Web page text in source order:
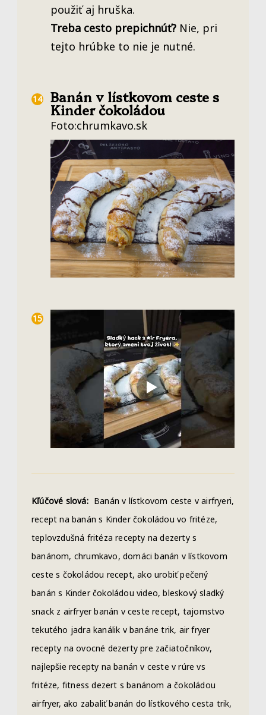
použiť aj hruška.
Treba cesto prepichnúť? Nie, pri
tejto hrúbke to nie je nutné.
Banán v lístkovom ceste s
Kinder čokoládou
Foto:chrumkavo.sk
Kľúčové slová: Banán v lístkovom ceste v airfryeri,
recept na banán s Kinder čokoládou vo fritéze,
teplovzdušná fritéza recepty na dezerty s
banánom, chrumkavo, domáci banán v lístkovom
ceste s čokoládou recept, ako urobiť pečený
banán s Kinder čokoládou video, bleskový sladký
snack z airfryer banán v ceste recept, tajomstvo
tekutého jadra kanálik v banáne trik, air fryer
recepty na ovocné dezerty pre začiatočníkov,
najlepšie recepty na banán v ceste v rúre vs
fritéze, fitness dezert s banánom a čokoládou
airfryer, ako zabaliť banán do lístkového cesta trik,